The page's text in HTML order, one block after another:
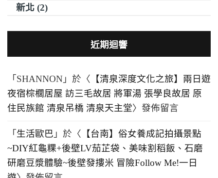
新北 (2)
近期迴響
「 SHANNON 」於〈 【清泉深度文化之旅】兩日遊
夜宿棕櫚居屋 訪三毛故居 將軍湯 張學良故居 原
住民族館 清泉吊橋 清泉天主堂〉發佈留言
「 生活歐巴 」於〈 【台南】俗女養成記拍攝景點
~DIY紅龜粿+後壁LV茄芷袋、美味割稻飯、石磨
研磨豆漿體驗~後壁發摟米 冒險Follow Me!一日